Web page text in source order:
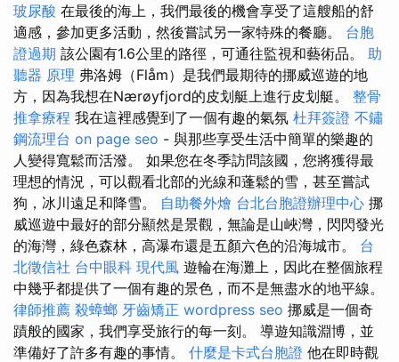
玻尿酸 在最後的海上，我們最後的機會享受了這艘船的舒
適感，參加更多活動，然後嘗試另一家特殊的餐廳。 台胞
證過期 該公園有1.6公里的路徑，可通往監視和藝術品。 助
聽器 原理 弗洛姆（Flåm）是我們最期待的挪威巡遊的地
方，因為我想在Nærøyfjord的皮划艇上進行皮划艇。 整骨
推拿療程 我在這裡感覺到了一個有趣的氣氛 杜拜簽證 不鏽
鋼流理台 on page seo - 與那些享受生活中簡單的樂趣的
人變得寬鬆而活潑。 如果您在冬季訪問該國，您將獲得最
理想的情況，可以觀看北部的光線和蓬鬆的雪，甚至嘗試
狗，冰川遠足和降雪。 自助餐外燴 台北台胞證辦理中心 挪
威巡遊中最好的部分顯然是景觀，無論是山峽灣，閃閃發光
的海灣，綠色森林，高瀑布還是五顏六色的沿海城市。 台
北徵信社 台中眼科 現代風 遊輪在海灘上，因此在整個旅程
中幾乎都提供了一個有趣的景色，而不是無盡水的地平線。
律師推薦 殺蟑螂 牙齒矯正 wordpress seo 挪威是一個奇
蹟般的國家，我們享受旅行的每一刻。 導遊知識淵博，並
準備好了許多有趣的事情。 什麼是卡式台胞證 他在即時觀